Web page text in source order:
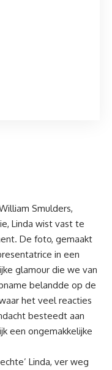
Smulders,
Linda wist vast te
De foto, gemaakt
in een
glamour die we van
belandde op de
het veel reacties
besteedt aan
een ongemakkelijke
Linda, ver weg